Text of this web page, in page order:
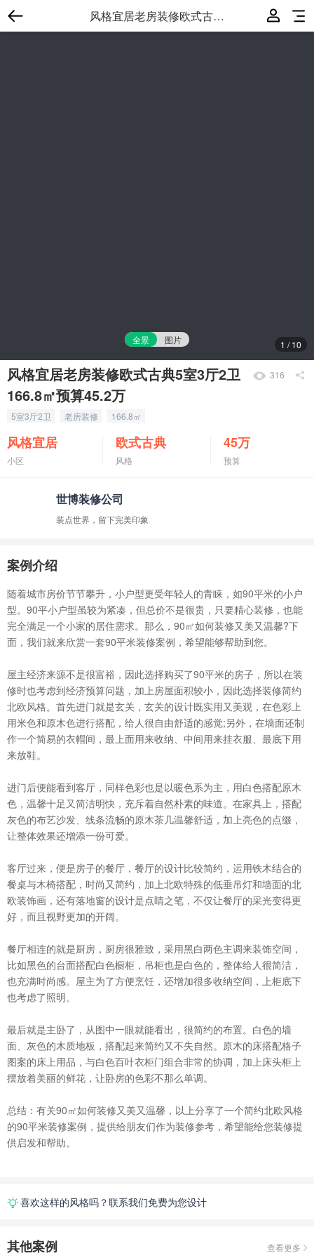
风格宜居老房装修欧式古典5室3厅2卫166.8㎡预算45.2万
1 /10
全景 图片
316
风格宜居老房装修欧式古典5室3厅2卫
166.8㎡预算45.2万
5室3厅2卫 老房装修 166.8㎡
风格宜居
小区
欧式古典
风格
45万
预算
世博装修公司
装点世界，留下完美印象
案例介绍
随着城市房价节节攀升，小户型更受年轻人的青睐，如90平米的小户
型。90平小户型虽较为紧凑，但总价不是很贵，只要精心装修，也能
完全满足一个小家的居住需求。那么，90㎡如何装修又美又温馨?下
面，我们就来欣赏一套90平米装修案例，希望能够帮助到您。
屋主经济来源不是很富裕，因此选择购买了90平米的房子，所以在装
修时也考虑到经济预算问题，加上房屋面积较小，因此选择装修简约
北欧风格。首先进门就是玄关，玄关的设计既实用又美观，在色彩上
用米色和原木色进行搭配，给人很自由舒适的感觉;另外，在墙面还制
作一个简易的衣帽间，最上面用来收纳、中间用来挂衣服、最底下用
来放鞋。
进门后便能看到客厅，同样色彩也是以暖色系为主，用白色搭配原木
色，温馨十足又简洁明快，充斥着自然朴素的味道。在家具上，搭配
灰色的布艺沙发、线条流畅的原木茶几温馨舒适，加上亮色的点缀，
让整体效果还增添一份可爱。
客厅过来，便是房子的餐厅，餐厅的设计比较简约，运用铁木结合的
餐桌与木椅搭配，时尚又简约，加上北欧特殊的低垂吊灯和墙面的北
欧装饰画，还有落地窗的设计是点睛之笔，不仅让餐厅的采光变得更
好，而且视野更加的开阔。
餐厅相连的就是厨房，厨房很雅致，采用黑白两色主调来装饰空间，
比如黑色的台面搭配白色橱柜，吊柜也是白色的，整体给人很简洁，
也充满时尚感。屋主为了方便烹饪，还增加很多收纳空间，上柜底下
也考虑了照明。
最后就是主卧了，从图中一眼就能看出，很简约的布置。白色的墙
面、灰色的木质地板，搭配起来简约又不失自然。原木的床搭配格子
图案的床上用品，与白色百叶衣柜门组合非常的协调，加上床头柜上
摆放着美丽的鲜花，让卧房的色彩不那么单调。
总结：有关90㎡如何装修又美又温馨，以上分享了一个简约北欧风格
的90平米装修案例，提供给朋友们作为装修参考，希望能给您装修提
供启发和帮助。
喜欢这样的风格吗？联系我们免费为您设计
其他案例 查看更多